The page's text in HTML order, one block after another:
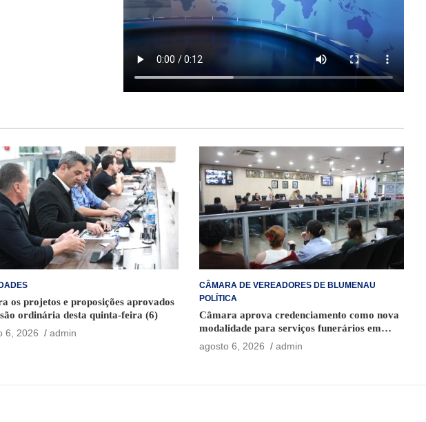
os projetos e proposições aprovados
ordinária desta quinta-feira (6)
6, 2026
admin
CÂMARA DE VEREADORES DE BLUMENAU
POLÍTICA
Câmara aprova credenciamento como nova
modalidade para serviços funerários em
Blumenau
agosto 6, 2026 admin